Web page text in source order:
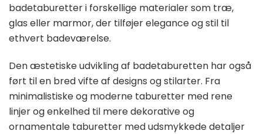
badetaburetter i forskellige materialer som træ,
glas eller marmor, der tilføjer elegance og stil til
ethvert badeværelse.
Den æstetiske udvikling af badetaburetten har også
ført til en bred vifte af designs og stilarter. Fra
minimalistiske og moderne taburetter med rene
linjer og enkelhed til mere dekorative og
ornamentale taburetter med udsmykkede detaljer